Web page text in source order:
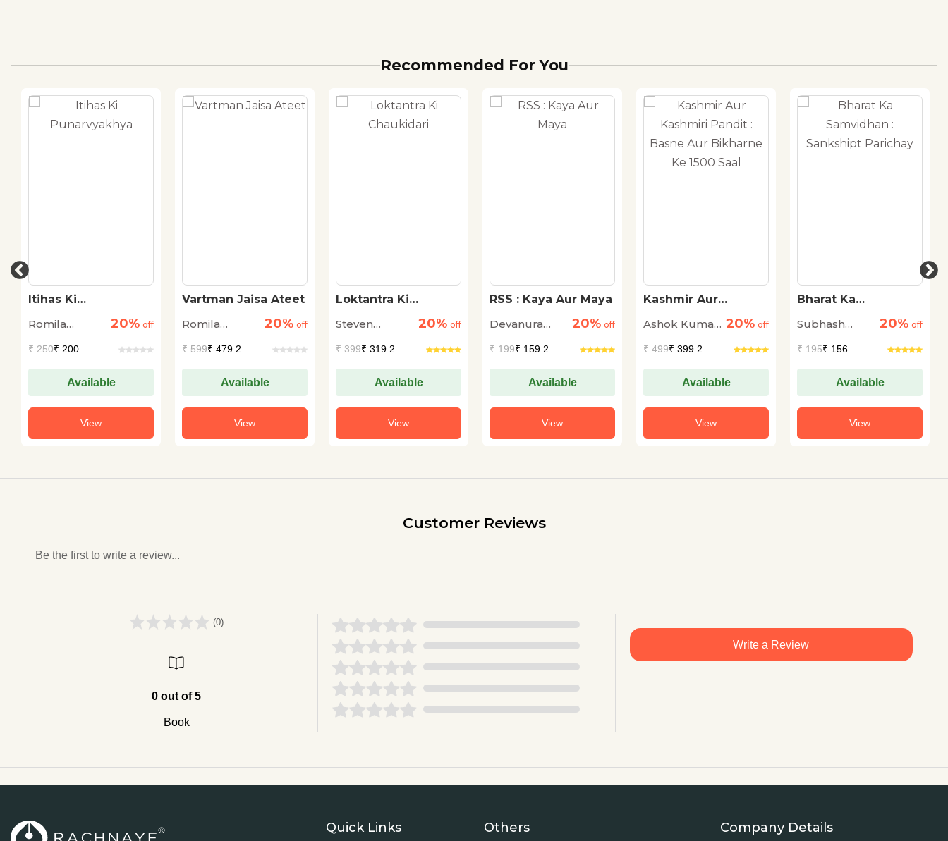
Recommended For You
Itihas Ki
Romila
20% off
₹250₹ 200
Available
View
Vartman Jaisa Ateet
Romila
20% off
₹599₹ 479.2
Available
View
Loktantra Ki
Steven
20% off
₹399₹ 319.2
Available
View
RSS : Kaya Aur Maya
Devanura
20% off
₹199₹ 159.2
Available
View
Kashmir Aur
Basne Aur Bikharne
Ashok Kumar 20% off
₹499₹ 399.2
Available
View
Bharat Ka
Sankshipt Parichay
Subhash
20% off
₹195₹ 156
Available
View
Customer Reviews
Be the first to write a review...
(0)
0 out of 5
Book
Write a Review
Quick Links Others Company Details